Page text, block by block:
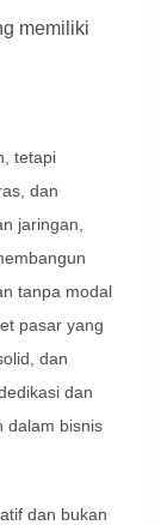
memiliki
tetapi
dan
jaringan,
tanpa modal
pasar yang
dan
dan
dalam bisnis
dan bukan